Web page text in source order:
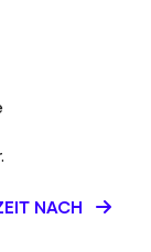
NACH